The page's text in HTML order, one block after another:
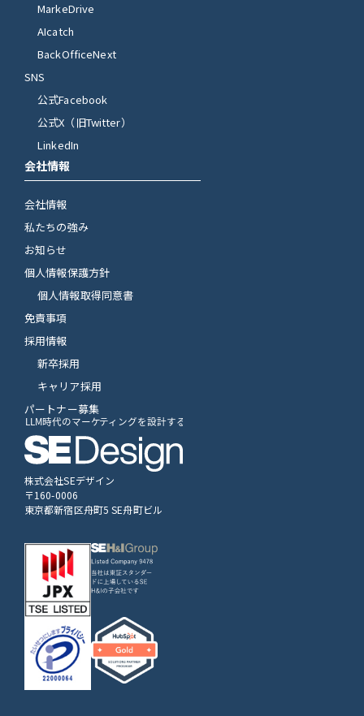
株式会社SEデザイン
〒160-0006
東京都新宿区舟町5 SE舟町ビル
MarkeDrive
AIcatch
BackOfficeNext
SNS
公式Facebook
公式X（旧Twitter）
LinkedIn
会社情報
会社情報
私たちの強み
お知らせ
個人情報保護方針
個人情報取得同意書
免責事項
採用情報
新卒採用
キャリア採用
パートナー募集